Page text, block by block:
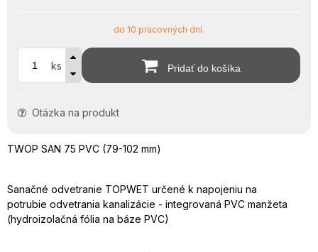
do 10 pracovných dní.
ks Pridať do košíka
Otázka na produkt
TWOP SAN 75 PVC (79-102 mm)
Sanačné odvetranie TOPWET určené k napojeniu na
potrubie odvetrania kanalizácie - integrovaná PVC manžeta
(hydroizolačná fólia na báze PVC)